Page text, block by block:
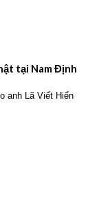
tại Nam Định
anh Lã Viết Hiển